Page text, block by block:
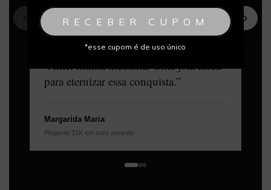
RECEBER CUPOM
*esse cupom é de uso único
CORRIDA
★★★★★
“Amei minha medalha. Uma joia linda
para eternizar essa conquista.”
Margarida Maria
Pingente 21K em ouro amarelo
›